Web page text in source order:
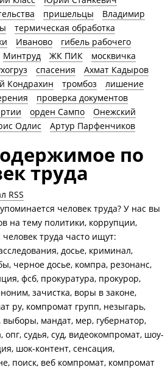
пришельцы
Владимир
термическая обработка
Иваново
гибель рабочего
Минтруд ЖК ПИК
москвичка
спасения
Ахмат Кадыров
Кондрахин тромбоз
лишение
проверка документов
орден Сампо
Онежский
Одлис Артур Парфенчиков
по
труда
RSS
человек труда? У нас вы
на тему политики, коррупции,
труда часто ищут:
досье, криминал,
черное досье, компра, резонанс,
фсб, прокуратура, прокурор,
зачистка, воры в законе,
ру, компромат групп, незыгарь,
выборы, мандат, мер, губернатор,
опг, судья, суд, видеокомпромат, шоу-
шок-контент, сенсация,
поиск, веб компромат, компромат